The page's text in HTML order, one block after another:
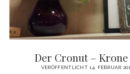
Der Cronut – Krone
VERÖFFENTLICHT 14. FEBRUAR